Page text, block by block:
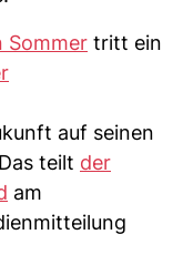
Sommer tritt ein
auf seinen
teilt der
am